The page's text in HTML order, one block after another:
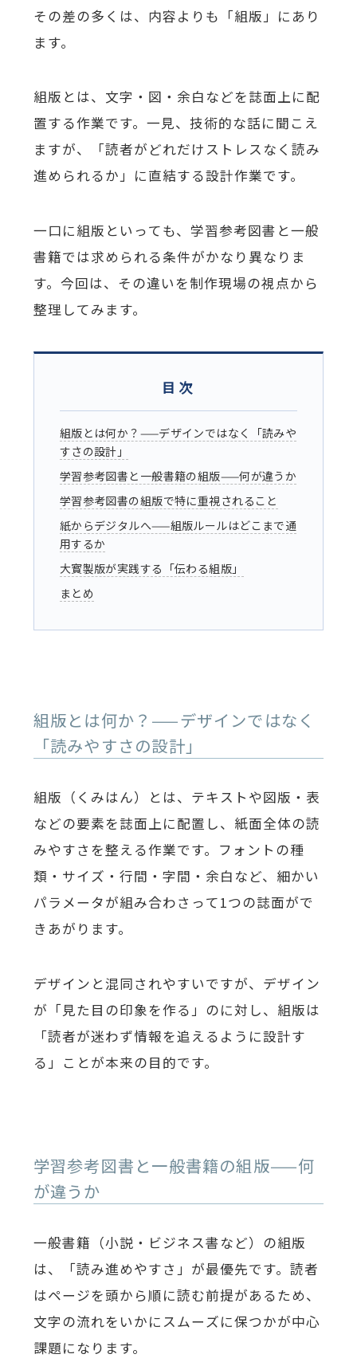
その差の多くは、内容よりも「組版」にあり
ます。
組版とは、文字・図・余白などを誌面上に配
置する作業です。一見、技術的な話に聞こえ
ますが、「読者がどれだけストレスなく読み
進められるか」に直結する設計作業です。
一口に組版といっても、学習参考図書と一般
書籍では求められる条件がかなり異なりま
す。今回は、その違いを制作現場の視点から
整理してみます。
目次
組版とは何か？——デザインではなく「読みや
すさの設計」
学習参考図書と一般書籍の組版——何が違うか
学習参考図書の組版で特に重視されること
紙からデジタルへ——組版ルールはどこまで通
用するか
大寳製版が実践する「伝わる組版」
まとめ
組版とは何か？——デザインではなく
「読みやすさの設計」
組版（くみはん）とは、テキストや図版・表
などの要素を誌面上に配置し、紙面全体の読
みやすさを整える作業です。フォントの種
類・サイズ・行間・字間・余白など、細かい
パラメータが組み合わさって1つの誌面がで
きあがります。
デザインと混同されやすいですが、デザイン
が「見た目の印象を作る」のに対し、組版は
「読者が迷わず情報を追えるように設計す
る」ことが本来の目的です。
学習参考図書と一般書籍の組版——何
が違うか
一般書籍（小説・ビジネス書など）の組版
は、「読み進めやすさ」が最優先です。読者
はページを頭から順に読む前提があるため、
文字の流れをいかにスムーズに保つかが中心
課題になります。